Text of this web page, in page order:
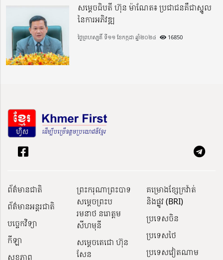
សម្តេចធិបតី ហ៊ុន ម៉ាណែត៖ ប្រជាជនគឺជាស្នូល
នៃការអភិវឌ្ឍ
ថ្ងៃព្រហស្បតិ៍ ទី១១ ខែកក្កដា ឆ្នាំ២០២៤ 16850
ព័ត៌មានជាតិ
ព័ត៌មានអន្តរជាតិ
បច្ចេកវិទ្យា
កីឡា
សុខភាព
ព្រះករុណាព្រះបាទ
សម្តេចព្រះប
រមនាថ នរោត្តម
សីហមុនី
សម្តេចតេជោ ហ៊ុន
សែន
គម្រោងខ្សែក្រវ៉ាត់
និងផ្លូវ (BRI)
ប្រទេសចិន
ប្រទេសថៃ
ប្រទេសវៀតណាម